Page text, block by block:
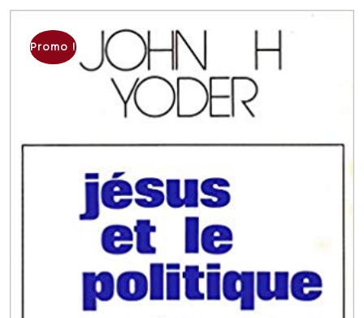
Promo !